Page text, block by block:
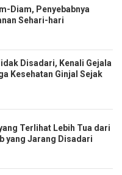
Diam, Penyebabnya
Sehari-hari
Disadari, Kenali Gejala
Kesehatan Ginjal Sejak
Terlihat Lebih Tua dari
yang Jarang Disadari